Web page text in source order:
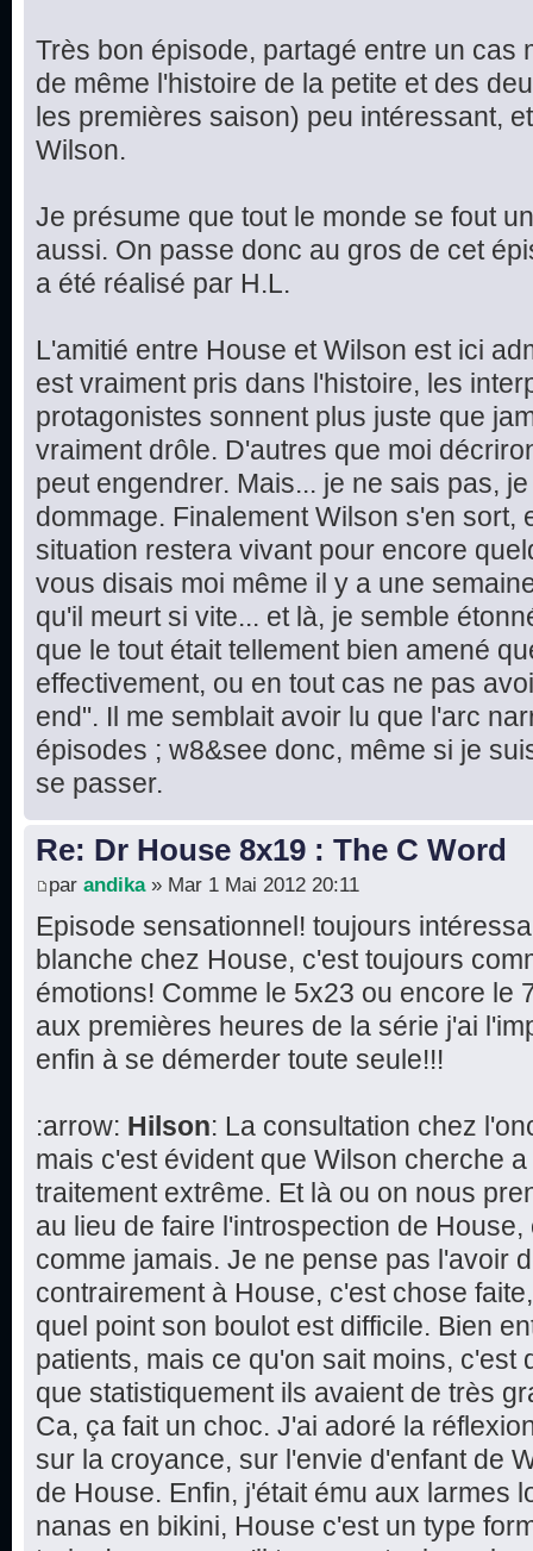
Très bon épisode, partagé entre un cas
de même l'histoire de la petite et des
les premières saison) peu intéressant,
Wilson.
Je présume que tout le monde se fout
aussi. On passe donc au gros de cet
a été réalisé par H.L.
L'amitié entre House et Wilson est ici
est vraiment pris dans l'histoire, les
protagonistes sonnent plus juste que
vraiment drôle. D'autres que moi
peut engendrer. Mais... je ne sais pas,
dommage. Finalement Wilson s'en sort,
situation restera vivant pour encore
vous disais moi même il y a une
qu'il meurt si vite... et là, je semble
que le tout était tellement bien amené
effectivement, ou en tout cas ne pas
end". Il me semblait avoir lu que l'arc
épisodes ; w8&see donc, même si je
se passer.
Re: Dr House 8x19 : The C Word
par andika» Mar 1 Mai 2012 20:11
Episode sensationnel! toujours
blanche chez House, c'est toujours
émotions! Comme le 5x23 ou encore le
aux premières heures de la série j'ai
enfin à se démerder toute seule!!!
:arrow: Hilson: La consultation chez
mais c'est évident que Wilson cherche
traitement extrême. Et là ou on nous
au lieu de faire l'introspection de
comme jamais. Je ne pense pas l'avoir
contrairement à House, c'est chose
quel point son boulot est difficile. Bien
patients, mais ce qu'on sait moins, c'est
que statistiquement ils avaient de très
Ca, ça fait un choc. J'ai adoré la
sur la croyance, sur l'envie d'enfant de
de House. Enfin, j'était ému aux larmes
nanas en bikini, House c'est un type